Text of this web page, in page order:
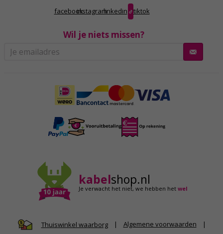
facebookinstagramlinkedin tiktok
Wil je niets missen?
kabelshop.nl
Je verwacht het niet,we hebben hetwel
Thuiswinkel waarborg | Algemene voorwaarden
|